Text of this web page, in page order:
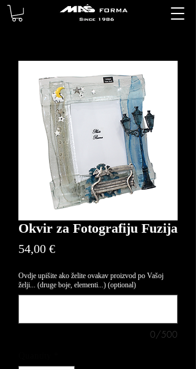
Okvir za Fotografiju Fuzija
54,00 €Price
Ovdje upišite ako želite ovakav proizvod po Vašoj
želji... (druge boje, elementi...) (optional)
0/500